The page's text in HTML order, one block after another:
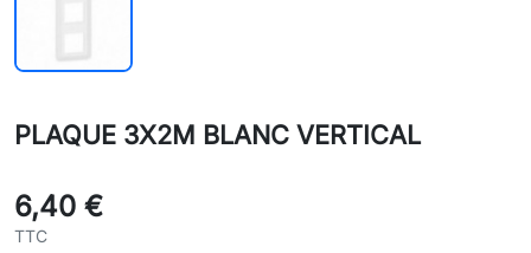
PLAQUE 3X2M BLANC VERTICAL
6,40 €
TTC